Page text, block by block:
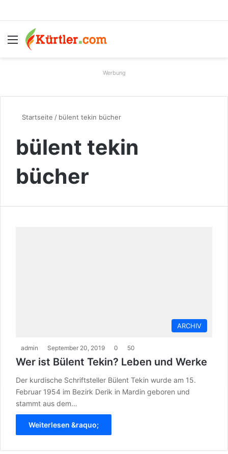
Menü
Werbung
Startseite / bülent tekin bücher
bülent tekin
bücher
ARCHIV
admin September 20, 2019 0 50
Wer ist Bülent Tekin? Leben und Werke
Der kurdische Schriftsteller Bülent Tekin wurde am 15.
Februar 1954 im Bezirk Derik in Mardin geboren und
stammt aus dem…
Weiterlesen &raquo;